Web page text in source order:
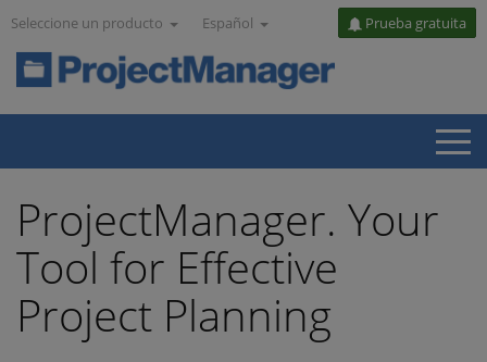
Seleccione un producto Español Prueba gratuita
ProjectManager. Your
Tool for Effective
Project Planning